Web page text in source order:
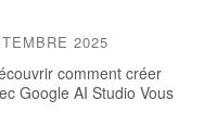
2025
comment créer
Google AI Studio Vous